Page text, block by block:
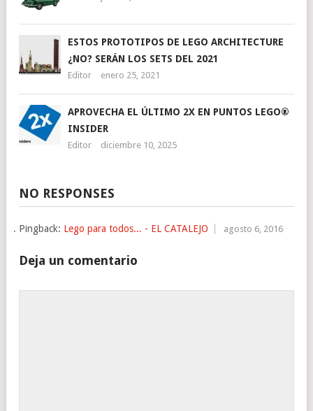
ESTOS PROTOTIPOS DE LEGO ARCHITECTURE
¿NO? SERÁN LOS SETS DEL 2021
Editor enero 25, 2021
APROVECHA EL ÚLTIMO 2X EN PUNTOS LEGO®
INSIDER
Editor diciembre 10, 2025
NO RESPONSES
Pingback: Lego para todos... - EL CATALEJO agosto 6, 2016
Deja un comentario